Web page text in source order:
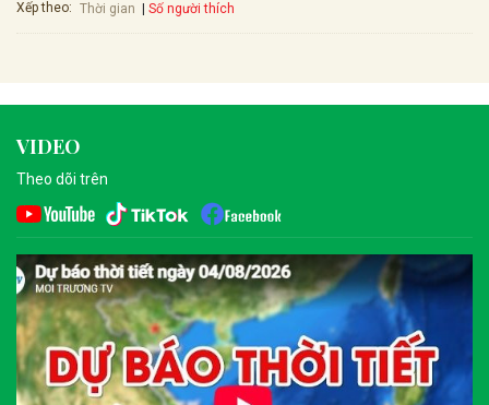
Xếp theo: Thời gian Số người thích
VIDEO
Theo dõi trên